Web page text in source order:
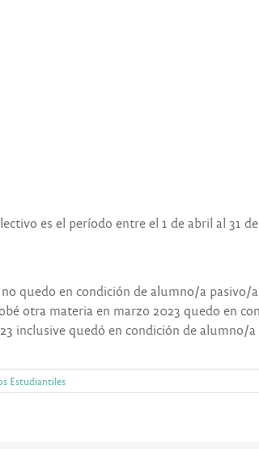
es el período entre el 1 de abril al 31
quedo en condición de alumno/a pasivo/
otra materia en marzo 2023 quedo en
inclusive quedó en condición de alumno/
Estudiantiles